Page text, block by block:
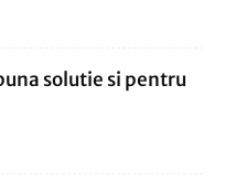
solutie si pentru